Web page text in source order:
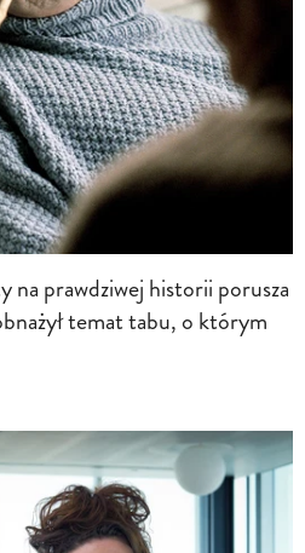
na prawdziwej historii porusza
temat tabu, o którym